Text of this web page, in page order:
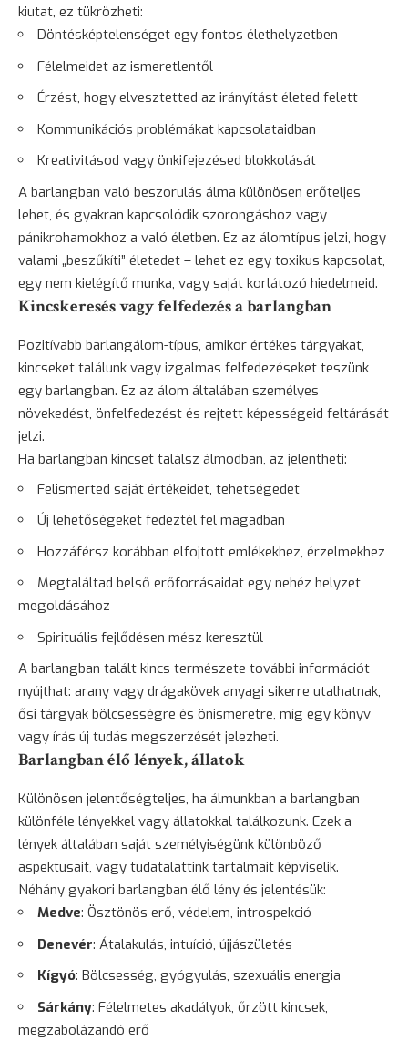
kiutat, ez tükrözheti:
Döntésképtelenséget egy fontos élethelyzetben
Félelmeidet az ismeretlentől
Érzést, hogy elvesztetted az irányítást életed felett
Kommunikációs problémákat kapcsolataidban
Kreativitásod vagy önkifejezésed blokkolását
A barlangban való beszorulás álma különösen erőteljes
lehet, és gyakran kapcsolódik szorongáshoz vagy
pánikrohamokhoz a való életben. Ez az álomtípus jelzi, hogy
valami „beszűkíti” életedet – lehet ez egy toxikus kapcsolat,
egy nem kielégítő munka, vagy saját korlátozó hiedelmeid.
Kincskeresés vagy felfedezés a barlangban
Pozitívabb barlangálom-típus, amikor értékes tárgyakat,
kincseket találunk vagy izgalmas felfedezéseket teszünk
egy barlangban. Ez az álom általában személyes
növekedést, önfelfedezést és rejtett képességeid feltárását
jelzi.
Ha barlangban kincset találsz álmodban, az jelentheti:
Felismerted saját értékeidet, tehetségedet
Új lehetőségeket fedeztél fel magadban
Hozzáférsz korábban elfojtott emlékekhez, érzelmekhez
Megtaláltad belső erőforrásaidat egy nehéz helyzet
megoldásához
Spirituális fejlődésen mész keresztül
A barlangban talált kincs természete további információt
nyújthat: arany vagy drágakövek anyagi sikerre utalhatnak,
ősi tárgyak bölcsességre és önismeretre, míg egy könyv
vagy írás új tudás megszerzését jelezheti.
Barlangban élő lények, állatok
Különösen jelentőségteljes, ha álmunkban a barlangban
különféle lényekkel vagy állatokkal találkozunk. Ezek a
lények általában saját személyiségünk különböző
aspektusait, vagy tudatalattink tartalmait képviselik.
Néhány gyakori barlangban élő lény és jelentésük:
Medve: Ösztönös erő, védelem, introspekció
Denevér: Átalakulás, intuíció, újjászületés
Kígyó: Bölcsesség, gyógyulás, szexuális energia
Sárkány: Félelmetes akadályok, őrzött kincsek,
megzabolázandó erő